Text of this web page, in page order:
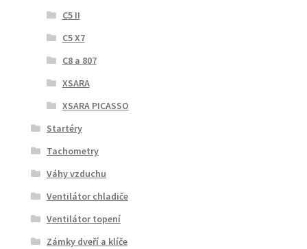
C5 II
C5 X7
C8 a 807
XSARA
XSARA PICASSO
Startéry
Tachometry
Váhy vzduchu
Ventilátor chladiče
Ventilátor topení
Zámky dveří a klíče